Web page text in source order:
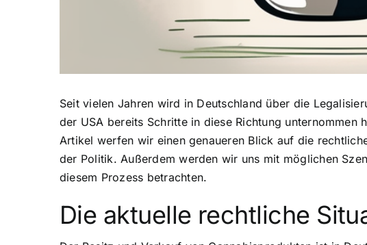
Seit vielen Jahren wird in Deutschland über die
der USA bereits Schritte in diese Richtung
Artikel werfen wir einen genaueren Blick auf die
der Politik. Außerdem werden wir uns mit möglichen
diesem Prozess betrachten.
Die aktuelle rechtliche